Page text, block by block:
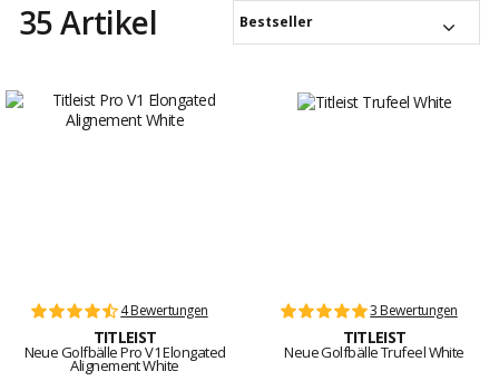
35 Artikel Bestseller
4 Bewertungen
TITLEIST
Neue Golfbälle Pro V1 Elongated
Alignement White
3 Bewertungen
TITLEIST
Neue Golfbälle Trufeel White